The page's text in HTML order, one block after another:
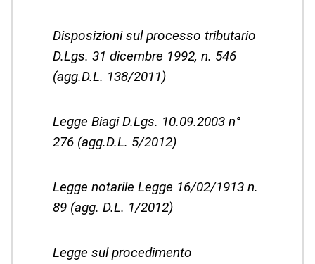
Disposizioni sul processo tributario
D.Lgs. 31 dicembre 1992, n. 546
(agg.D.L. 138/2011)
Legge Biagi D.Lgs. 10.09.2003 n°
276 (agg.D.L. 5/2012)
Legge notarile Legge 16/02/1913 n.
89 (agg. D.L. 1/2012)
Legge sul procedimento